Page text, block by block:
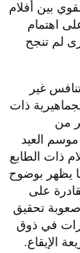
بين أفلام
اهتمام
لم تنجح
غير
ذات
من
العيد
ذات الطابع
يظهر بوضوح
على
صعوبة تحقيق
في ذوق
الإيقاع.